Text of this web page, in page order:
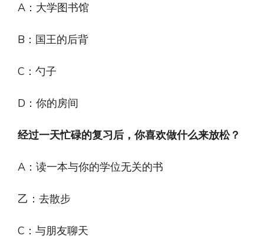
A：大学图书馆
B：国王的后背
C：勺子
D：你的房间
经过一天忙碌的复习后，你喜欢做什么来放松？
A：读一本与你的学位无关的书
乙：去散步
C：与朋友聊天